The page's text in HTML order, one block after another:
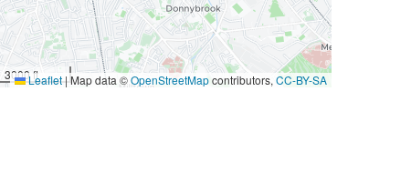
3000 ftLeaflet|Map data ©OpenStreetMapcontributors, CC-BY-SA